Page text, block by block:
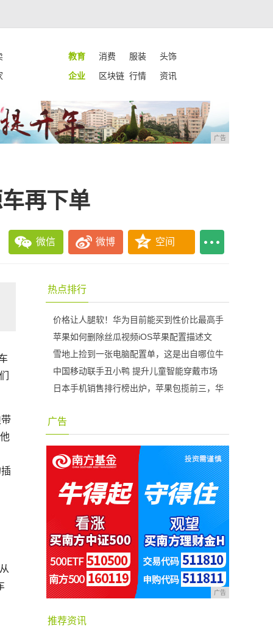
教育 消费 服装
头饰
企业 区块链 行情 资讯
广告
再下单
微信 微博 空间
热点排行
价格让人腿软！华为目前能买到性价比最高手
苹果如何删除丝瓜视频iOS苹果配置描述文
雪地上捡到一张电脑配置单，这是出自哪位牛
中国移动联手丑小鸭 提升儿童智能穿戴市场
日本手机销售排行榜出炉，苹果包揽前三，华
广告
广告
推荐资讯